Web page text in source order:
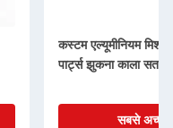
कस्टम एल्यूमीनियम मिश्र
पार्ट्स झुकना काला सतह
सबसे अच्छी